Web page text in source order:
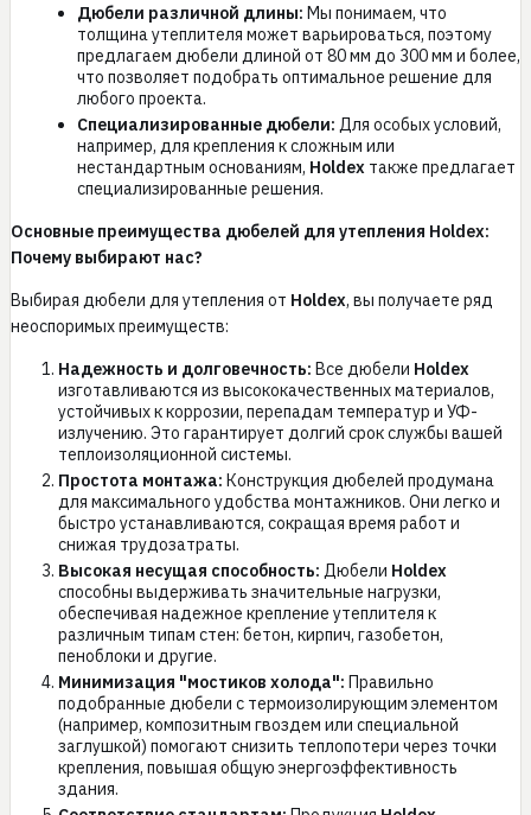
Дюбели различной длины: Мы понимаем, что
толщина утеплителя может варьироваться, поэтому
предлагаем дюбели длиной от 80 мм до 300 мм и более,
что позволяет подобрать оптимальное решение для
любого проекта.
Специализированные дюбели: Для особых условий,
например, для крепления к сложным или
нестандартным основаниям, Holdex также предлагает
специализированные решения.
Основные преимущества дюбелей для утепления Holdex:
Почему выбирают нас?
Выбирая дюбели для утепления от Holdex, вы получаете ряд
неоспоримых преимуществ:
Надежность и долговечность: Все дюбели Holdex
изготавливаются из высококачественных материалов,
устойчивых к коррозии, перепадам температур и УФ-
излучению. Это гарантирует долгий срок службы вашей
теплоизоляционной системы.
Простота монтажа: Конструкция дюбелей продумана
для максимального удобства монтажников. Они легко и
быстро устанавливаются, сокращая время работ и
снижая трудозатраты.
Высокая несущая способность: Дюбели Holdex
способны выдерживать значительные нагрузки,
обеспечивая надежное крепление утеплителя к
различным типам стен: бетон, кирпич, газобетон,
пеноблоки и другие.
Минимизация "мостиков холода": Правильно
подобранные дюбели с термоизолирующим элементом
(например, композитным гвоздем или специальной
заглушкой) помогают снизить теплопотери через точки
крепления, повышая общую энергоэффективность
здания.